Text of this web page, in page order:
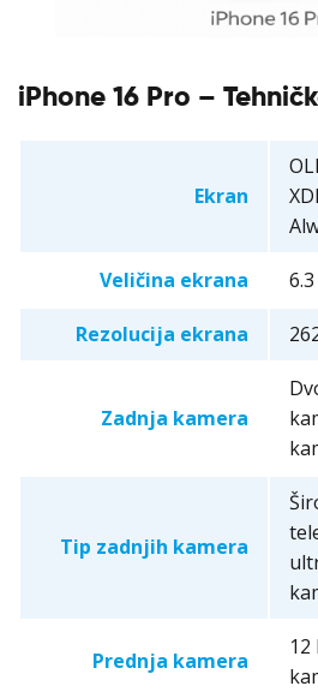
iPhone 16 Pro –
Ekran
Veličina ekrana
Rezolucija ekrana
Zadnja kamera
Tip zadnjih kamera
Prednja kamera